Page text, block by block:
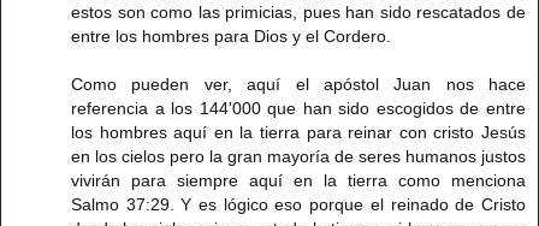
estos son como las primicias, pues han sido rescatados de
entre los hombres para Dios y el Cordero.
Como pueden ver, aquí el apóstol Juan nos hace
referencia a los 144'000 que han sido escogidos de entre
los hombres aquí en la tierra para reinar con cristo Jesús
en los cielos pero la gran mayoría de seres humanos justos
vivirán para siempre aquí en la tierra como menciona
Salmo 37:29. Y es lógico eso porque el reinado de Cristo